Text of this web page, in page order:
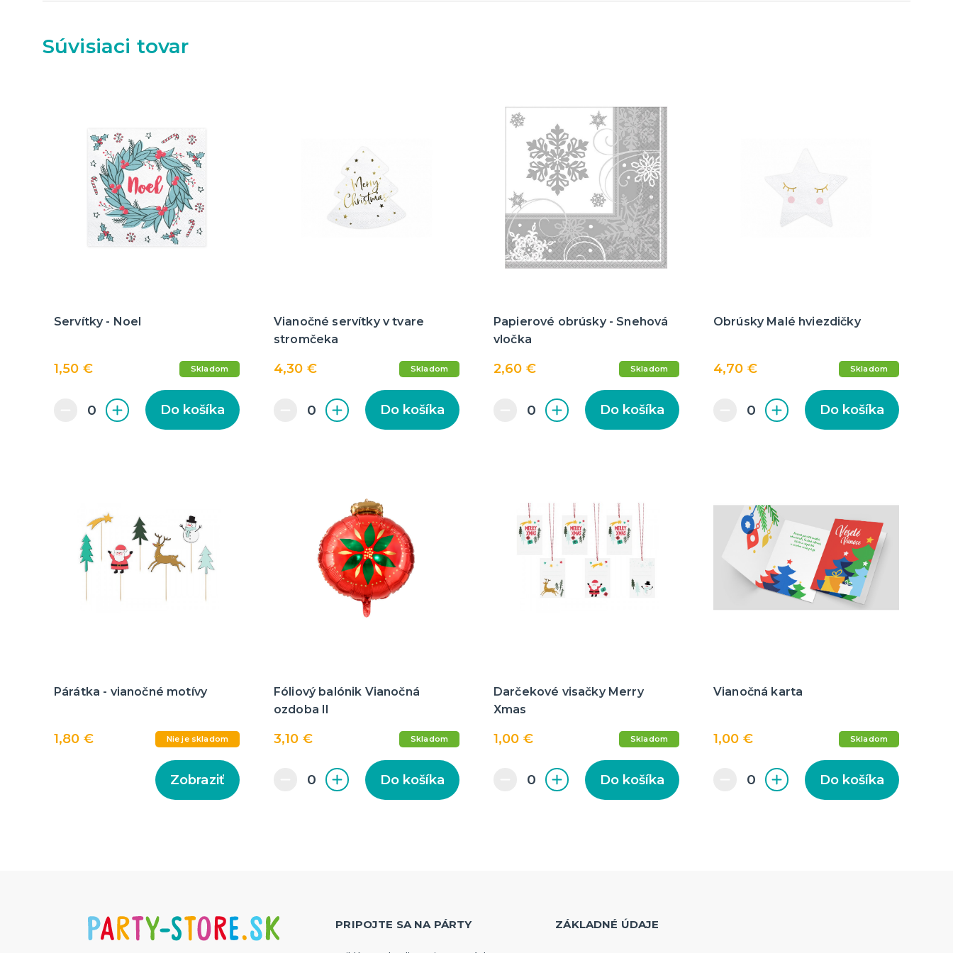
Súvisiaci tovar
Servítky - Noel
1,50 € Skladom
Do košíka
Vianočné servítky v tvare
stromčeka
4,30 € Skladom
Do košíka
Papierové obrúsky - Snehová
vločka
2,60 € Skladom
Do košíka
Obrúsky Malé hviezdičky
4,70 € Skladom
Do košíka
Párátka - vianočné motívy
1,80 € Nie je skladom
Zobraziť
Fóliový balónik Vianočná
ozdoba II
3,10 € Skladom
Do košíka
Darčekové visačky Merry
Xmas
1,00 € Skladom
Do košíka
Vianočná karta
1,00 € Skladom
Do košíka
PRIPOJTE SA NA PÁRTY ZÁKLADNÉ ÚDAJE